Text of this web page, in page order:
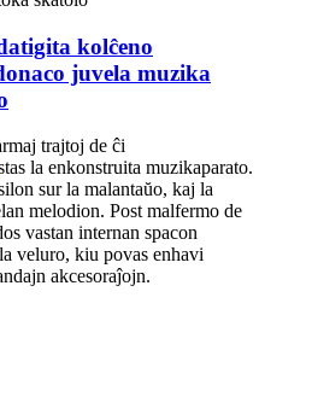
kolĉeno
juvela muzika
trajtoj de ĉi
la enkonstruita muzikaparato.
sur la malantaŭo, kaj la
melodion. Post malfermo de
vastan internan spacon
veluro, kiu povas enhavi
akcesoraĵojn.